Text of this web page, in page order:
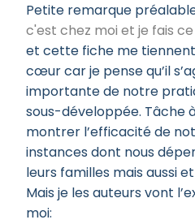
Petite remarque
c'est chez moi et je fais ce
et cette fiche me
cœur car je pense qu’il
importante de notre
sous-développée. Tâche
montrer l’efficacité de
instances dont nous
leurs familles mais aussi
Mais je les auteurs vont
moi: